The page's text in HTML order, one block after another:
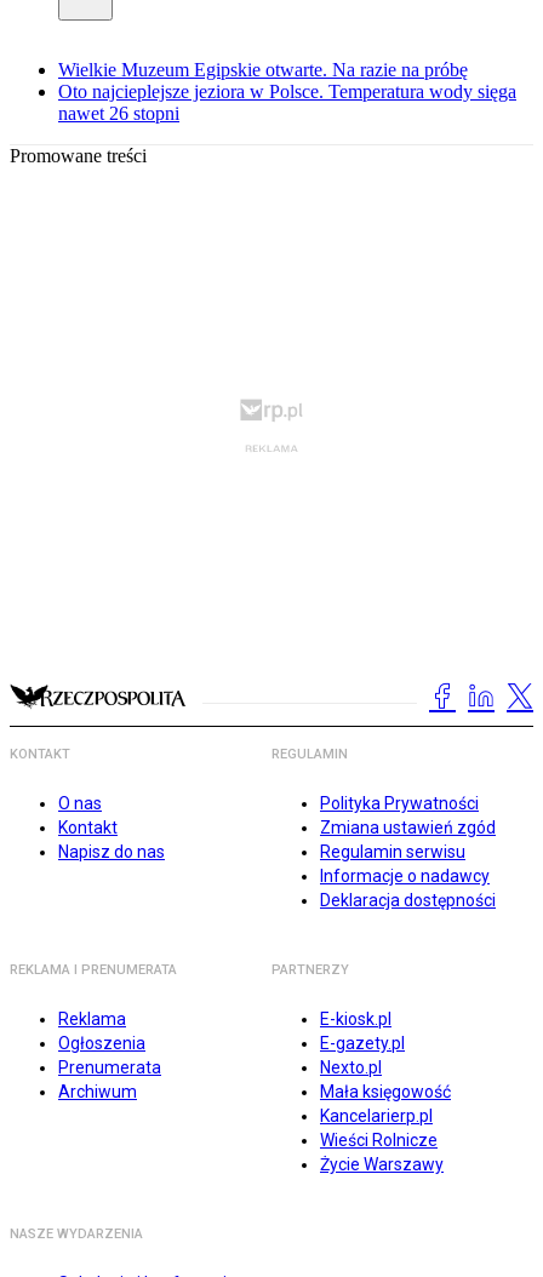
Wielkie Muzeum Egipskie otwarte. Na razie na próbę
Oto najcieplejsze jeziora w Polsce. Temperatura wody sięga
nawet 26 stopni
Promowane treści
KONTAKT
O nas
Kontakt
Napisz do nas
REGULAMIN
Polityka Prywatności
Zmiana ustawień zgód
Regulamin serwisu
Informacje o nadawcy
Deklaracja dostępności
REKLAMA I PRENUMERATA
Reklama
Ogłoszenia
Prenumerata
Archiwum
PARTNERZY
E-kiosk.pl
E-gazety.pl
Nexto.pl
Mała księgowość
Kancelarierp.pl
Wieści Rolnicze
Życie Warszawy
NASZE WYDARZENIA